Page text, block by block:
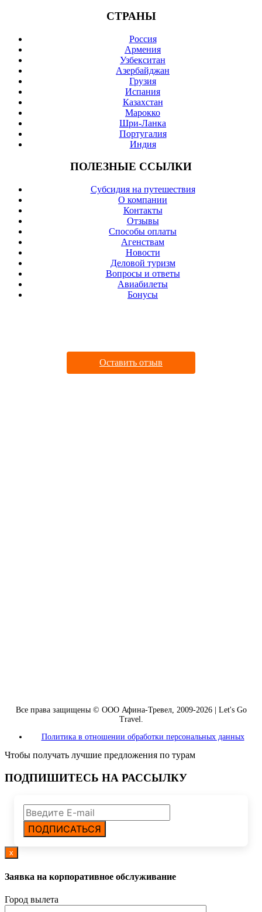
СТРАНЫ
Россия
Армения
Узбекситан
Азербайджан
Грузия
Испания
Казахстан
Марокко
Шри-Ланка
Португалия
Индия
ПОЛЕЗНЫЕ ССЫЛКИ
Субсидия на путешествия
О компании
Контакты
Отзывы
Cпособы оплаты
Агенствам
Новости
Деловой туризм
Вопросы и ответы
Авиабилеты
Бонусы
Оставить отзыв
Все права защищены © ООО Афина-Тревел, 2009-2026 | Let's Go
Travel.
Политика в отношении обработки персональных данных
Чтобы получать лучшие предложения по турам
ПОДПИШИТЕСЬ НА РАССЫЛКУ
ПОДПИСАТЬСЯ
x
Заявка на корпоративное обслуживание
Город вылета